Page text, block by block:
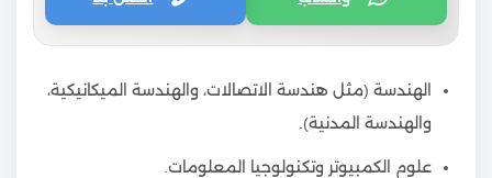
الهندسة (مثل هندسة الاتصالات، والهندسة الميكانيكية،
والهندسة المدنية).
علوم الكمبيوتر وتكنولوجيا المعلومات.